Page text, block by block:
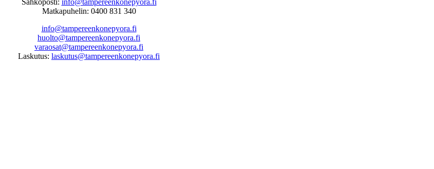
Matkapuhelin: 0400 831 340
info@tampereenkonepyora.fi
huolto@tampereenkonepyora.fi
varaosat@tampereenkonepyora.fi
Laskutus: laskutus@tampereenkonepyora.fi